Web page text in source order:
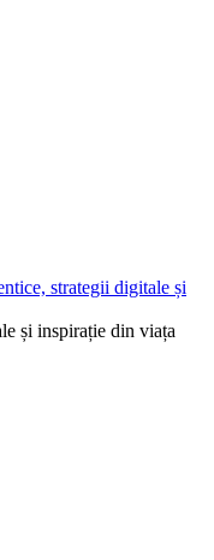
și inspirație din viața